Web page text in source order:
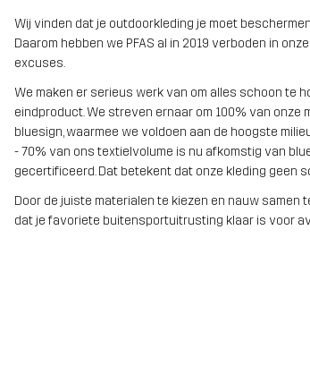
Wij vinden dat je outdoorkleding je moet
Daarom hebben we PFAS al in 2019 verboden in
excuses.
We maken er serieus werk van om alles schoon te
eindproduct. We streven ernaar om 100% van onze
bluesign, waarmee we voldoen aan de hoogste
- 70% van ons textielvolume is nu afkomstig van
gecertificeerd. Dat betekent dat onze kleding geen
Door de juiste materialen te kiezen en nauw
dat je favoriete buitensportuitrusting klaar is voor